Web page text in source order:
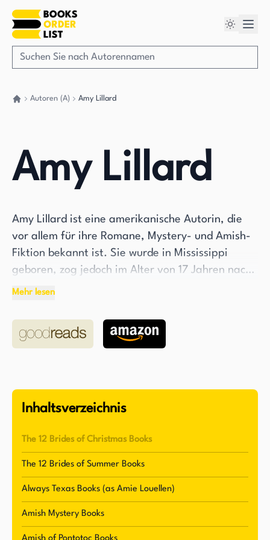
Autoren (A) Amy Lillard
Amy Lillard
Amy Lillard ist eine amerikanische Autorin, die
vor allem für ihre Romane, Mystery- und Amish-
Fiktion bekannt ist. Sie wurde in Mississippi
geboren, zog jedoch im Alter von 17 Jahren nach
Oklahoma. Schon in ihrer Kindheit entwickelte sie
ihrem gemächlicheren Tempo und ihren
einfachen Traditionen, was später einen Großteil
und ihrem Sohn.
Begabung für die Erschaffung fesselnder und
faszinierender Geschichten. Ihr erster Roman,
markierte den Beginn einer erfolgreichen
Mehr lesen
Inhaltsverzeichnis
The 12 Brides of Christmas Books
The 12 Brides of Summer Books
Always Texas Books (as Amie Louellen)
Amish Mystery Books